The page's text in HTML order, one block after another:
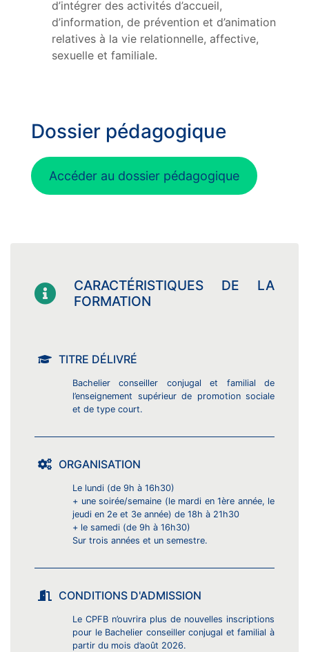
d’intégrer des activités d’accueil,
d’information, de prévention et d’animation
relatives à la vie relationnelle, affective,
sexuelle et familiale.
Dossier pédagogique
Accéder au dossier pédagogique
CARACTÉRISTIQUES DE LA
FORMATION
TITRE DÉLIVRÉ
Bachelier conseiller conjugal et familial de
l’enseignement supérieur de promotion sociale
et de type court.
ORGANISATION
Le lundi (de 9h à 16h30)
+ une soirée/semaine (le mardi en 1ère année, le
jeudi en 2e et 3e année) de 18h à 21h30
+ le samedi (de 9h à 16h30)
Sur trois années et un semestre.
CONDITIONS D'ADMISSION
Le CPFB n’ouvrira plus de nouvelles inscriptions
pour le Bachelier conseiller conjugal et familial à
partir du mois d’août 2026.